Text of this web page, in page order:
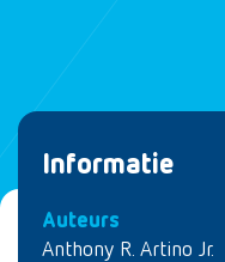
Informatie
Auteurs
Anthony R. Artino Jr.